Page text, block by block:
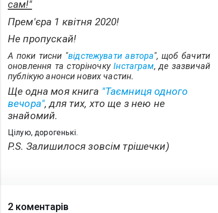
сам!"
Прем'єра 1 квітня 2020!
Не пропускай!
А поки тисни "відстежувати автора", щоб бачити
оновлення та сторіночкуІнстаграм, де зазвичай
публікую анонси нових частин.
Ще одна моя книга "Таємниця одного
вечора", для тих, хто ще з нею не
знайомий.
Цілую, дорогенькі.
P.S. Залишилося зовсім трішечки)
2 коментарів